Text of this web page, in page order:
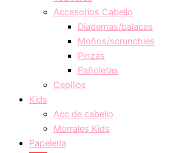
Accesorios Cabello
Diademas/balacas
Moños/scrunchies
Pinzas
Pañoletas
Cepillos
Kids
Acc de cabello
Morrales Kids
Papelería